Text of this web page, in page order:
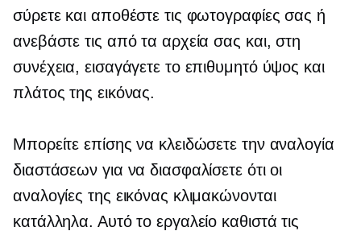
σύρετε και αποθέστε τις φωτογραφίες σας ή
ανεβάστε τις από τα αρχεία σας και, στη
συνέχεια, εισαγάγετε το επιθυμητό ύψος και
πλάτος της εικόνας.
Μπορείτε επίσης να κλειδώσετε την αναλογία
διαστάσεων για να διασφαλίσετε ότι οι
αναλογίες της εικόνας κλιμακώνονται
κατάλληλα. Αυτό το εργαλείο καθιστά τις